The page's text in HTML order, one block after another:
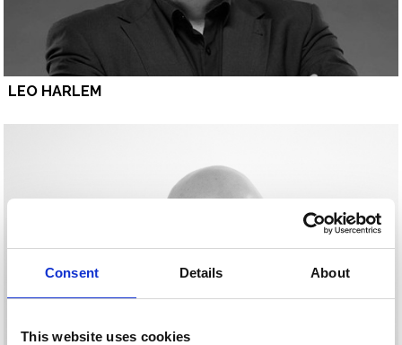
Consent Details About
This website uses cookies
LEO HARLEM